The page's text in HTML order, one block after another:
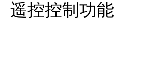
遥控控制功能